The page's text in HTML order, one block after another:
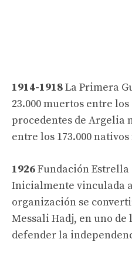
1914-1918La Primera
23.000 muertos entre los
procedentes de Argelia
entre los 173.000
1926Fundación
Inicialmente vinculada
organización se
Messali Hadj, en uno
defender la